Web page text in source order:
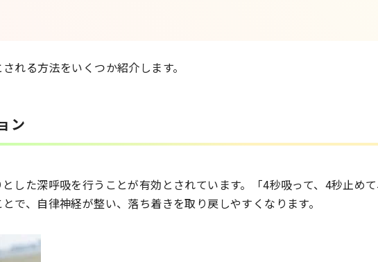
れる方法をいくつか紹介します。
ン
した深呼吸を行うことが有効とされています。「4秒吸って、4秒止め
で、自律神経が整い、落ち着きを取り戻しやすくなります。